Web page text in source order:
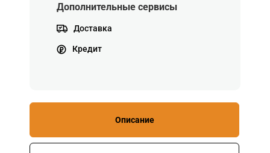
Дополнительные сервисы
Доставка
Кредит
Описание